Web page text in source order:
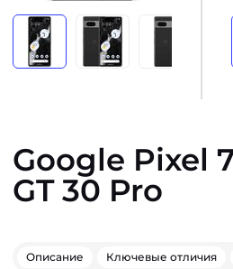
Google Pixel
GT 30 Pro
Описание Ключевые отличия